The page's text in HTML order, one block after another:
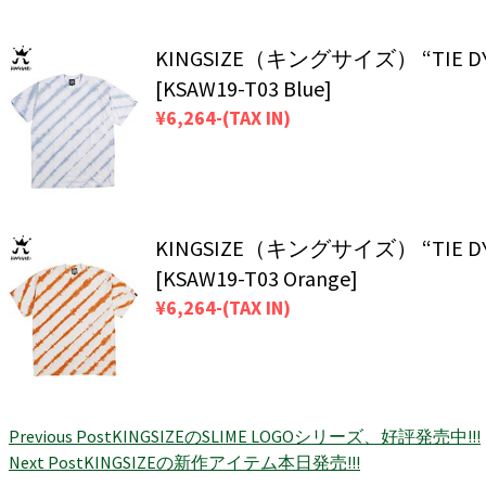
KINGSIZE（キングサイズ） “TIE
[KSAW19-T03 Blue]
¥6,264-(TAX IN)
KINGSIZE（キングサイズ） “TIE
[KSAW19-T03 Orange]
¥6,264-(TAX IN)
Previous PostKINGSIZEのSLIME LOGOシリーズ、好評発売中!!!
Next PostKINGSIZEの新作アイテム本日発売!!!